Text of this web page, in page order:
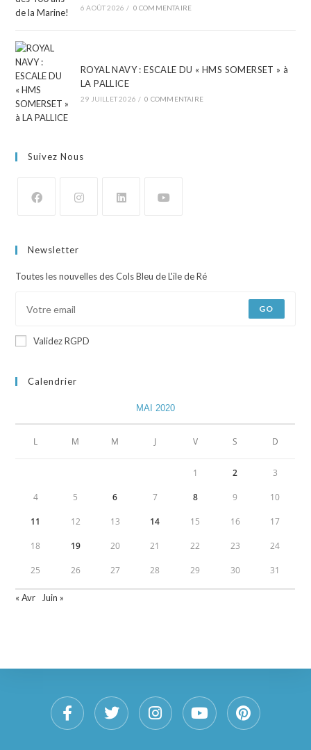
6 AOÛT 2026 / 0 COMMENTAIRE
ROYAL NAVY : ESCALE DU « HMS SOMERSET » à
LA PALLICE
29 JUILLET 2026 / 0 COMMENTAIRE
Suivez Nous
Newsletter
Toutes les nouvelles des Cols Bleu de L'ile de Ré
GO
Validez RGPD
Calendrier
MAI 2020
L M M J V S D
1 2 3
4 5 6 7 8 9 10
11 12 13 14 15 16 17
18 19 20 21 22 23 24
25 26 27 28 29 30 31
« Avr Juin »